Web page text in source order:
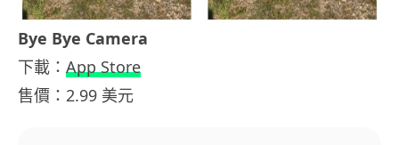
Bye Bye Camera
下載： App Store
售價：2.99 美元